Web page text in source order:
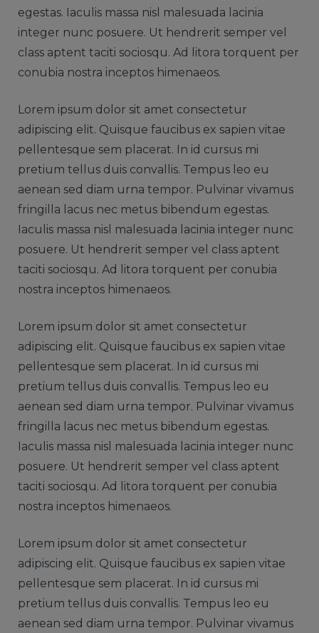
egestas. Iaculis massa nisl malesuada lacinia
integer nunc posuere. Ut hendrerit semper vel
class aptent taciti sociosqu. Ad litora torquent per
conubia nostra inceptos himenaeos.
Lorem ipsum dolor sit amet consectetur
adipiscing elit. Quisque faucibus ex sapien vitae
pellentesque sem placerat. In id cursus mi
pretium tellus duis convallis. Tempus leo eu
aenean sed diam urna tempor. Pulvinar vivamus
fringilla lacus nec metus bibendum egestas.
Iaculis massa nisl malesuada lacinia integer nunc
posuere. Ut hendrerit semper vel class aptent
taciti sociosqu. Ad litora torquent per conubia
nostra inceptos himenaeos.
Lorem ipsum dolor sit amet consectetur
adipiscing elit. Quisque faucibus ex sapien vitae
pellentesque sem placerat. In id cursus mi
pretium tellus duis convallis. Tempus leo eu
aenean sed diam urna tempor. Pulvinar vivamus
fringilla lacus nec metus bibendum egestas.
Iaculis massa nisl malesuada lacinia integer nunc
posuere. Ut hendrerit semper vel class aptent
taciti sociosqu. Ad litora torquent per conubia
nostra inceptos himenaeos.
Lorem ipsum dolor sit amet consectetur
adipiscing elit. Quisque faucibus ex sapien vitae
pellentesque sem placerat. In id cursus mi
pretium tellus duis convallis. Tempus leo eu
aenean sed diam urna tempor. Pulvinar vivamus